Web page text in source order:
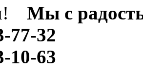
Мы с
77-32
10-63